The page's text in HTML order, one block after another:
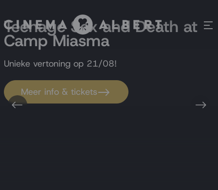
Teenage Sex and Death at
Camp Miasma
Unieke vertoning op 21/08!
Meer info & tickets